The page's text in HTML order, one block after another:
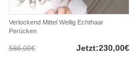
Verlockend Mittel Wellig Echthaar
Perücken
586,00€ Jetzt:230,00€